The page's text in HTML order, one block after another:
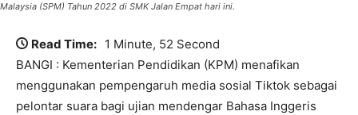
Malaysia (SPM) Tahun 2022 di SMK Jalan Empat hari ini.
Read Time: 1 Minute, 52 Second
BANGI : Kementerian Pendidikan (KPM) menafikan
menggunakan pempengaruh media sosial Tiktok sebagai
pelontar suara bagi ujian mendengar Bahasa Inggeris